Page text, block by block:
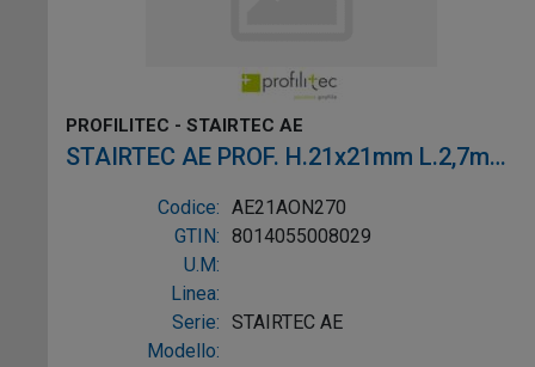
PROFILITEC - STAIRTEC AE
STAIRTEC AE PROF. H.21x21mm L.2,7m
ALL. ORO
Codice: AE21AON270
GTIN: 8014055008029
U.M:
Linea:
Serie: STAIRTEC AE
Modello: